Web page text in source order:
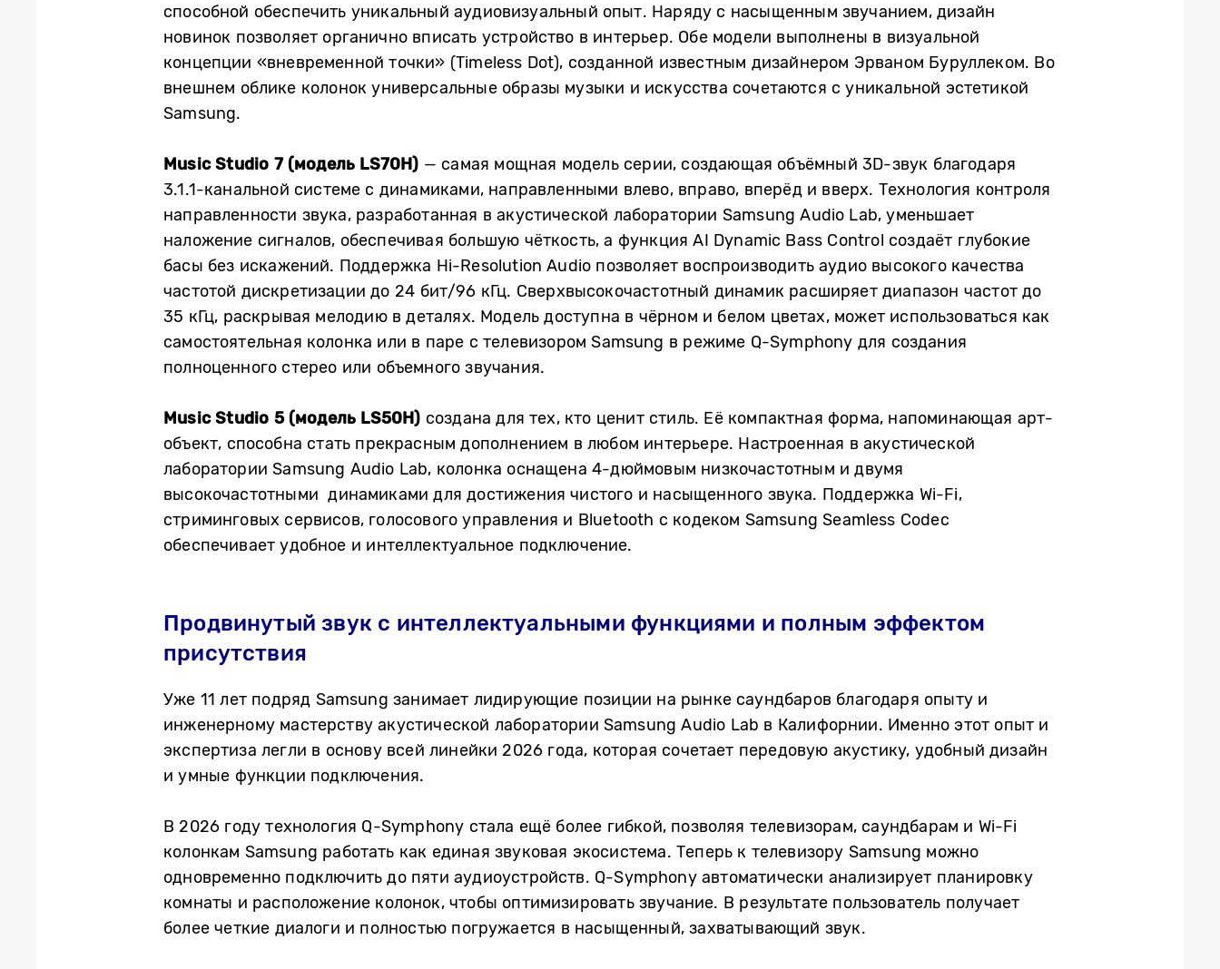
способной обеспечить уникальный аудиовизуальный опыт. Наряду с насыщенным звучанием, дизайн
новинок позволяет органично вписать устройство в интерьер. Обе модели выполнены в визуальной
концепции «вневременной точки» (Timeless Dot), созданной известным дизайнером Эрваном Буруллеком. Во
внешнем облике колонок универсальные образы музыки и искусства сочетаются с уникальной эстетикой
Samsung.
Music Studio 7 (модель LS70H) — самая мощная модель серии, создающая объёмный 3D-звук благодаря
3.1.1-канальной системе с динамиками, направленными влево, вправо, вперёд и вверх. Технология контроля
направленности звука, разработанная в акустической лаборатории Samsung Audio Lab, уменьшает
наложение сигналов, обеспечивая большую чёткость, а функция AI Dynamic Bass Control создаёт глубокие
басы без искажений. Поддержка Hi-Resolution Audio позволяет воспроизводить аудио высокого качества
частотой дискретизации до 24 бит/96 кГц. Сверхвысокочастотный динамик расширяет диапазон частот до
35 кГц, раскрывая мелодию в деталях. Модель доступна в чёрном и белом цветах, может использоваться как
самостоятельная колонка или в паре с телевизором Samsung в режиме Q-Symphony для создания
полноценного стерео или объемного звучания.
Music Studio 5 (модель LS50H) создана для тех, кто ценит стиль. Её компактная форма, напоминающая арт-
объект, способна стать прекрасным дополнением в любом интерьере. Настроенная в акустической
лаборатории Samsung Audio Lab, колонка оснащена 4-дюймовым низкочастотным и двумя
высокочастотными динамиками для достижения чистого и насыщенного звука. Поддержка Wi-Fi,
стриминговых сервисов, голосового управления и Bluetooth с кодеком Samsung Seamless Codec
обеспечивает удобное и интеллектуальное подключение.
Продвинутый звук с интеллектуальными функциями и полным эффектом
присутствия
Уже 11 лет подряд Samsung занимает лидирующие позиции на рынке саундбаров благодаря опыту и
инженерному мастерству акустической лаборатории Samsung Audio Lab в Калифорнии. Именно этот опыт и
экспертиза легли в основу всей линейки 2026 года, которая сочетает передовую акустику, удобный дизайн
и умные функции подключения.
В 2026 году технология Q-Symphony стала ещё более гибкой, позволяя телевизорам, саундбарам и Wi-Fi
колонкам Samsung работать как единая звуковая экосистема. Теперь к телевизору Samsung можно
одновременно подключить до пяти аудиоустройств. Q-Symphony автоматически анализирует планировку
комнаты и расположение колонок, чтобы оптимизировать звучание. В результате пользователь получает
более четкие диалоги и полностью погружается в насыщенный, захватывающий звук.